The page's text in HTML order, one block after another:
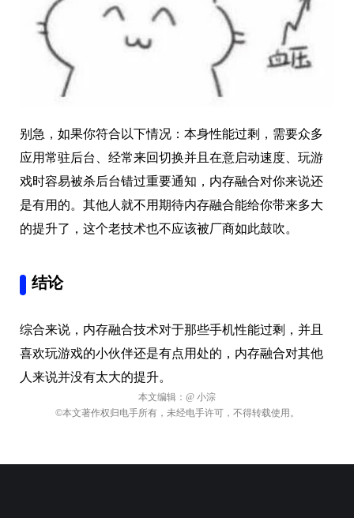
别急，如果你符合以下情况：本身性能过剩，需要众多
应用常驻后台、经常来回切换并且在意启动速度、玩游
戏时容易被杀后台错过重要通知，内存融合对你来说还
是有用的。其他人就不用期待内存融合能给你带来多大
的提升了，这个老技术也不应该被厂商如此鼓吹。
结论
综合来说，内存融合技术对于那些手机性能过剩，并且
喜欢玩游戏的小伙伴还是有点用处的，内存融合对其他
人来说并没有太大的提升。
本文编辑： @ 小淙
©本文著作权归电手所有，未经电手许可，不得转载使用。